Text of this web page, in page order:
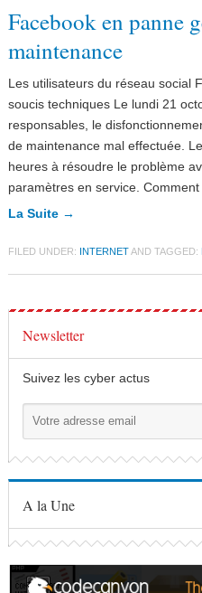
Facebook en panne
maintenance
Les utilisateurs du réseau social
soucis techniques Le lundi 21
responsables, le
de maintenance mal effectuée.
heures à résoudre le problème
paramètres en service.
La Suite →
FILED UNDER: INTERNETAND TAGGED:
Newsletter
Suivez les cyber actus
A la Une